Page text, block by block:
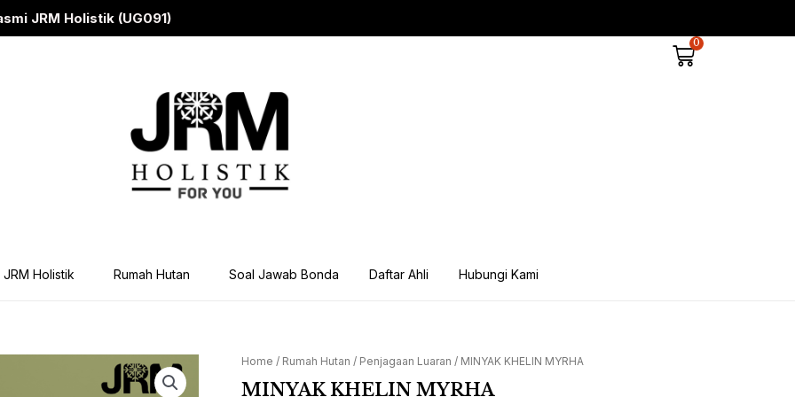
(UG091)
0
Cart
JRM Holistik Rumah Hutan Soal Jawab Bonda Daftar Ahli Hubungi Kami
Home / Rumah Hutan / Penjagaan Luaran / MINYAK KHELIN MYRHA
MINYAK KHELIN MYRHA
MINYAK
KHELIN